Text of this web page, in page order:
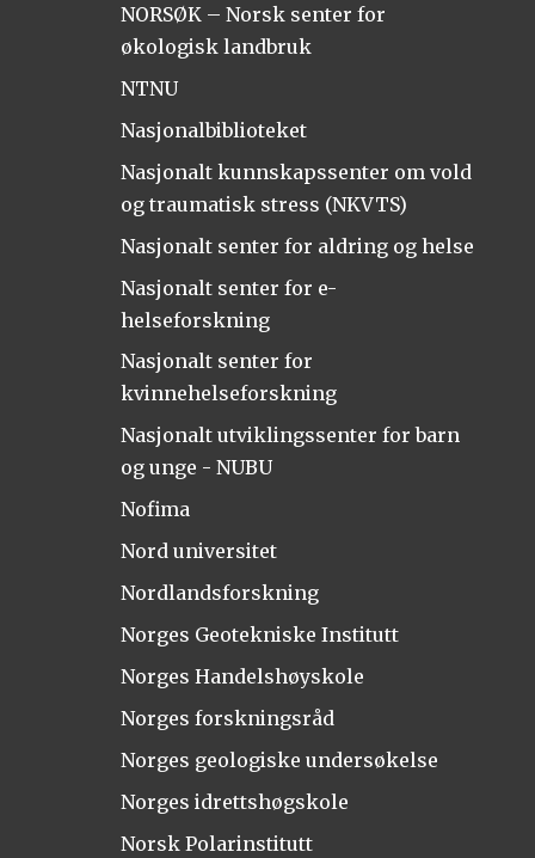
NORSØK – Norsk senter for
økologisk landbruk
NTNU
Nasjonalbiblioteket
Nasjonalt kunnskapssenter om vold
og traumatisk stress (NKVTS)
Nasjonalt senter for aldring og helse
Nasjonalt senter for e-
helseforskning
Nasjonalt senter for
kvinnehelseforskning
Nasjonalt utviklingssenter for barn
og unge - NUBU
Nofima
Nord universitet
Nordlandsforskning
Norges Geotekniske Institutt
Norges Handelshøyskole
Norges forskningsråd
Norges geologiske undersøkelse
Norges idrettshøgskole
Norsk Polarinstitutt